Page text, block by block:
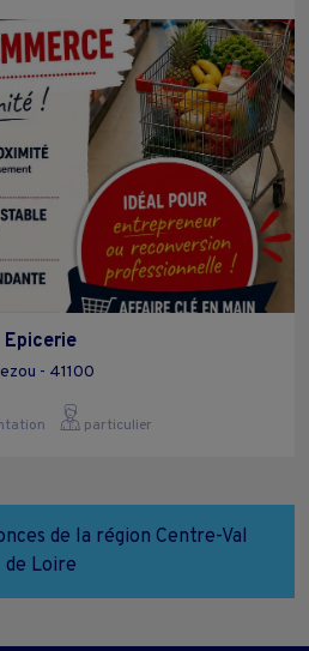
Epicerie
- 41100
particulier
de la région Centre-Val
de Loire